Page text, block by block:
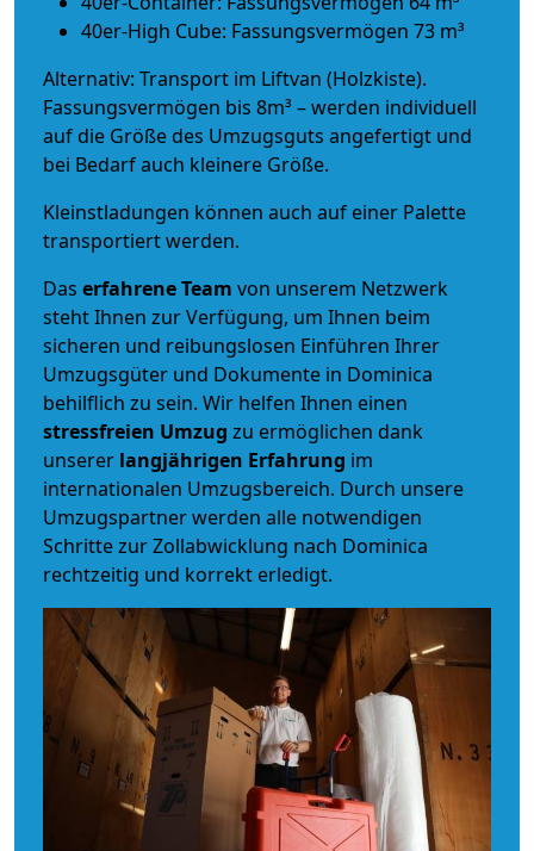
40er-High Cube: Fassungsvermögen 73 m³
Alternativ: Transport im Liftvan (Holzkiste).
Fassungsvermögen bis 8m³ – werden individuell
auf die Größe des Umzugsguts angefertigt und
bei Bedarf auch kleinere Größe.
Kleinstladungen können auch auf einer Palette
transportiert werden.
Das erfahrene Team von unserem Netzwerk
steht Ihnen zur Verfügung, um Ihnen beim
sicheren und reibungslosen Einführen Ihrer
Umzugsgüter und Dokumente in Dominica
behilflich zu sein. Wir helfen Ihnen einen
stressfreien Umzug zu ermöglichen dank
unserer langjährigen Erfahrung im
internationalen Umzugsbereich. Durch unsere
Umzugspartner werden alle notwendigen
Schritte zur Zollabwicklung nach Dominica
rechtzeitig und korrekt erledigt.